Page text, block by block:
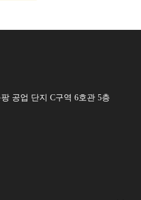
공업 단지 C구역 6호관 5층